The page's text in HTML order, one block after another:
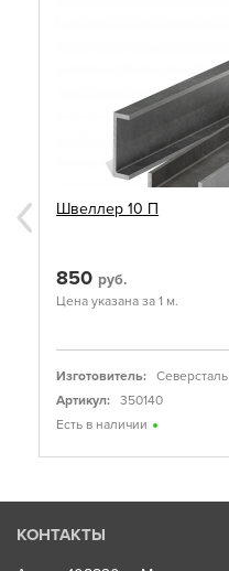
Швеллер 10 П
850 руб.
Цена указана за 1 м.
Изготовитель:
Северсталь
Артикул:
350140
Есть в наличии
КОНТАКТЫ